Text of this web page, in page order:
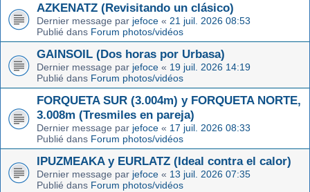
AZKENATZ (Revisitando un clásico)
Dernier message par jefoce « 21 juil. 2026 08:53
Publié dans Forum photos/vidéos
GAINSOIL (Dos horas por Urbasa)
Dernier message par jefoce « 19 juil. 2026 14:19
Publié dans Forum photos/vidéos
FORQUETA SUR (3.004m) y FORQUETA NORTE,
3.008m (Tresmiles en pareja)
Dernier message par jefoce « 17 juil. 2026 08:33
Publié dans Forum photos/vidéos
IPUZMEAKA y EURLATZ (Ideal contra el calor)
Dernier message par jefoce « 13 juil. 2026 07:35
Publié dans Forum photos/vidéos